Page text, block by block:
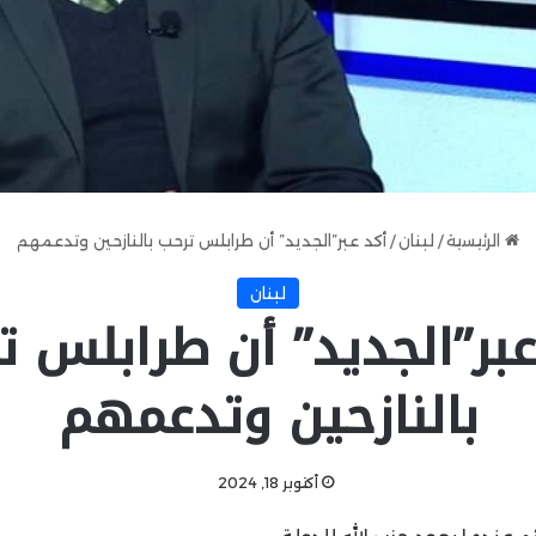
الرئيسية/ لبنان/ أكد عبر”الجديد” أن طرابلس ترحب بالنازحين وتدعمهم
لبنان
أن طرابلس
بالنازحين وتدعمهم
أكتوبر 18, 2024